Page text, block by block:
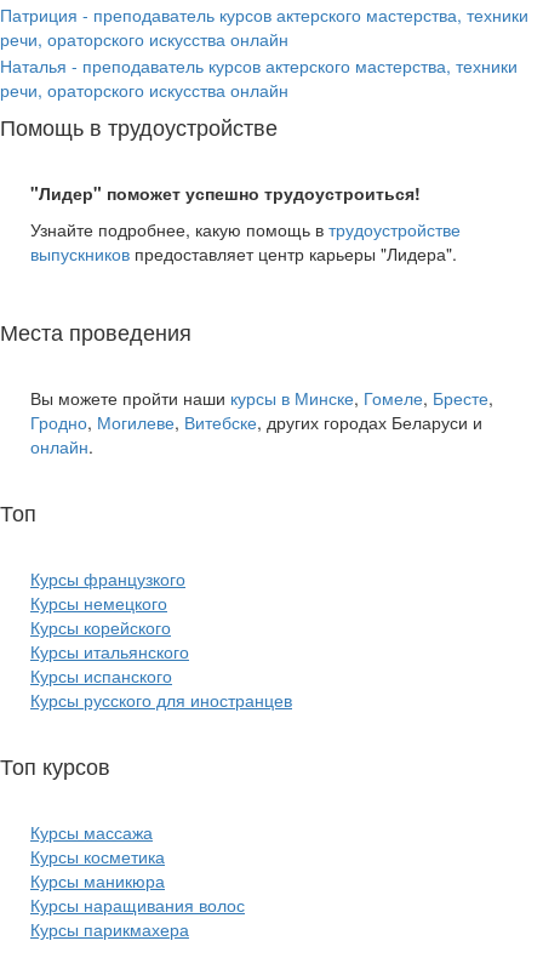
Патриция - преподаватель курсов актерского мастерства, техники
речи, ораторского искусства онлайн
Наталья - преподаватель курсов актерского мастерства, техники
речи, ораторского искусства онлайн
Помощь в трудоустройстве
"Лидер" поможет успешно трудоустроиться!
Узнайте подробнее, какую помощь в трудоустройстве
выпускников предоставляет центр карьеры "Лидера".
Места проведения
Вы можете пройти наши курсы в Минске, Гомеле, Бресте,
Гродно, Могилеве, Витебске, других городах Беларуси и
онлайн.
Топ
Курсы французкого
Курсы немецкого
Курсы корейского
Курсы итальянского
Курсы испанского
Курсы русского для иностранцев
Топ курсов
Курсы массажа
Курсы косметика
Курсы маникюра
Курсы наращивания волос
Курсы парикмахера